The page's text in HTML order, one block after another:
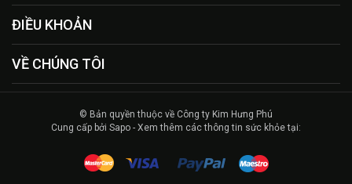
ĐIỀU KHOẢN
VỀ CHÚNG TÔI
© Bản quyền thuộc về Công ty Kim Hưng Phú
Cung cấp bởi Sapo - Xem thêm các thông tin sức khỏe tại: